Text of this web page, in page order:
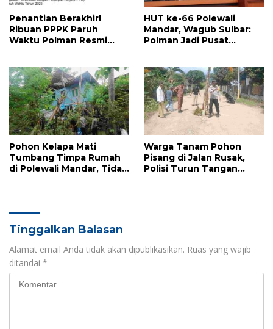
Penantian Berakhir!
Ribuan PPPK Paruh
Waktu Polman Resmi
HUT ke-66 Polewali
Mandar, Wagub Sulbar:
Polman Jadi Pusat
Sulbar
Pohon Kelapa Mati
Tumbang Timpa Rumah
di Polewali Mandar, Tidak
Warga Tanam Pohon
Pisang di Jalan Rusak,
Polisi Turun Tangan
Tinggalkan Balasan
Alamat email Anda tidak akan dipublikasikan. Ruas yang wajib
ditandai *